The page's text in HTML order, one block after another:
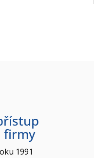
firmy
1991